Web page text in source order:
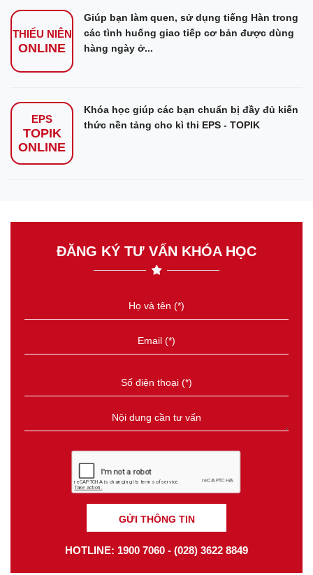
THIẾU NIÊN
ONLINE
Giúp bạn làm quen, sử dụng tiếng Hàn trong
các tình huống giao tiếp cơ bản được dùng
hàng ngày ở...
EPS
TOPIK
ONLINE
Khóa học giúp các bạn chuẩn bị đầy đủ kiến
thức nền tảng cho kì thi EPS - TOPIK
ĐĂNG KÝ TƯ VẤN KHÓA HỌC
GỬI THÔNG TIN
HOTLINE: 1900 7060 - (028) 3622 8849